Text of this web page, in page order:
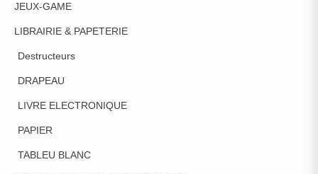
JEUX-GAME
LIBRAIRIE & PAPETERIE
Destructeurs
DRAPEAU
LIVRE ELECTRONIQUE
PAPIER
TABLEU BLANC